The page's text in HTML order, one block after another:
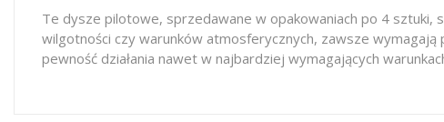
Te dysze pilotowe, sprzedawane w opakowaniach po 4 sztuki,
wilgotności czy warunków atmosferycznych, zawsze
pewność działania nawet w najbardziej wymagających